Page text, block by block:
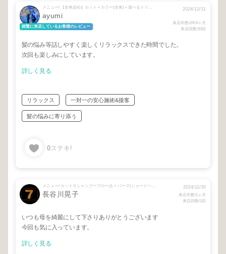
メニュー/ 【全体染め】カット＋カラー(全体)＋選べるトリートメント
ayumi
頻繁に来店しているお客様のレビュー
2024/12/31
来店年数/2年9ヶ月
来店回数/20回
髪の悩み等話しやすく楽しくリラックスできた時間でした。
次回も楽しみにしています。
詳しく見る
リラックス 一対一の安心施術&接客
髪の悩みに寄り添う
0ステキ!
メニュー/ カット※シャンプーブロー込 + パーマ(ショートヘア価格)
長谷川晃子
2024/11/30
来店年数/1ヶ月
来店回数/1回
いつも母を綺麗にして下さりありがとうございます
今回も気に入っています。
詳しく見る